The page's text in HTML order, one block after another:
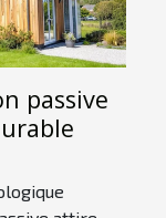
passive